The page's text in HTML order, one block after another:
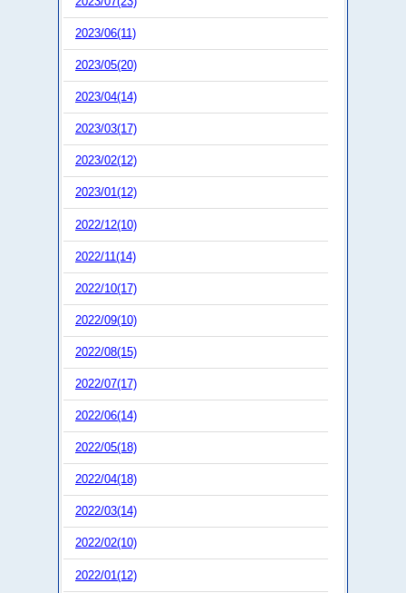
2023/06(11)
2023/05(20)
2023/04(14)
2023/03(17)
2023/02(12)
2023/01(12)
2022/12(10)
2022/11(14)
2022/10(17)
2022/09(10)
2022/08(15)
2022/07(17)
2022/06(14)
2022/05(18)
2022/04(18)
2022/03(14)
2022/02(10)
2022/01(12)